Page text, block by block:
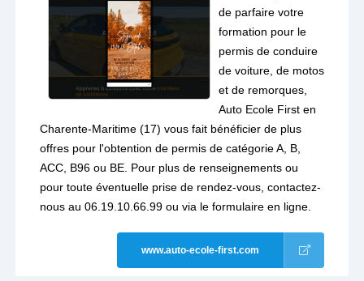
de parfaire votre
formation pour le
permis de conduire
de voiture, de motos
et de remorques,
Auto Ecole First en
Charente-Maritime (17) vous fait bénéficier de plus
offres pour l'obtention de permis de catégorie A, B,
ACC, B96 ou BE. Pour plus de renseignements ou
pour toute éventuelle prise de rendez-vous, contactez-
nous au 06.19.10.66.99 ou via le formulaire en ligne.
www.auto-ecole-first.com